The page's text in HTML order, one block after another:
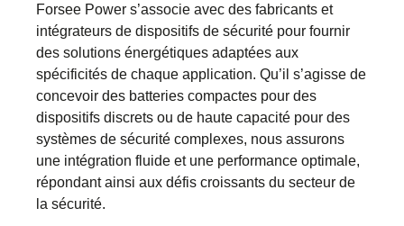
Forsee Power s’associe avec des fabricants et
intégrateurs de dispositifs de sécurité pour fournir
des solutions énergétiques adaptées aux
spécificités de chaque application. Qu’il s’agisse de
concevoir des batteries compactes pour des
dispositifs discrets ou de haute capacité pour des
systèmes de sécurité complexes, nous assurons
une intégration fluide et une performance optimale,
répondant ainsi aux défis croissants du secteur de
la sécurité.